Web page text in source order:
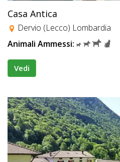
Casa Antica
Dervio (Lecco) Lombardia
Animali Ammessi:
Vedi